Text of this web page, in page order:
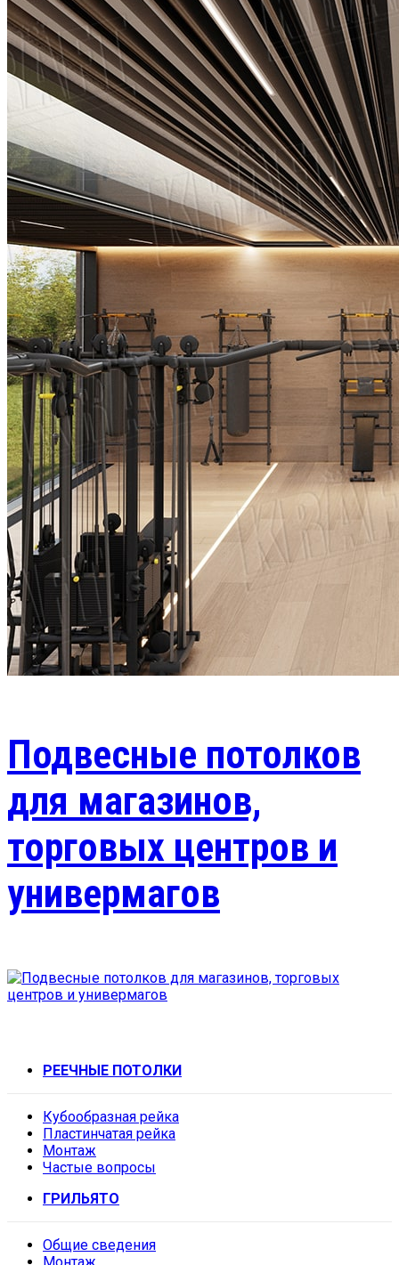
Подвесные потолков
для магазинов,
торговых центров и
универмагов
РЕЕЧНЫЕ ПОТОЛКИ
Кубообразная рейка
Пластинчатая рейка
Монтаж
Частые вопросы
ГРИЛЬЯТО
Общие сведения
Монтаж